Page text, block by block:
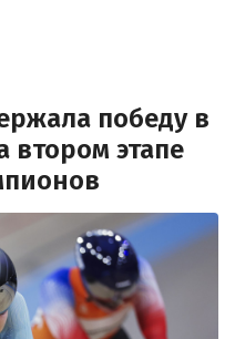
победу в
втором этапе